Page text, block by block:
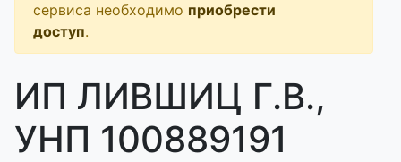
сервиса необходимо приобрести
доступ.
ИП ЛИВШИЦ Г.В.,
УНП 100889191